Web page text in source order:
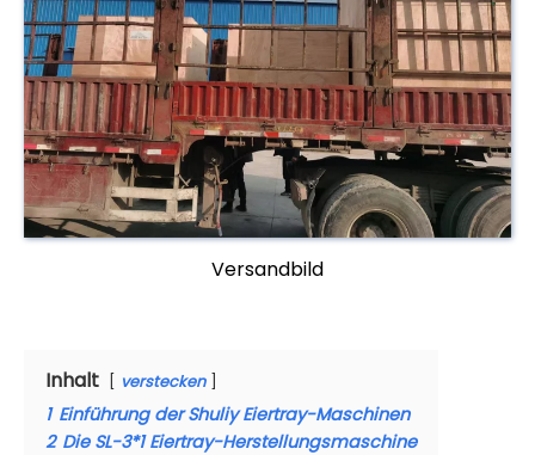
Versandbild
Inhalt verstecken
1 Einführung der Shuliy Eiertray-Maschinen
2 Die SL-3*1 Eiertray-Herstellungsmaschine